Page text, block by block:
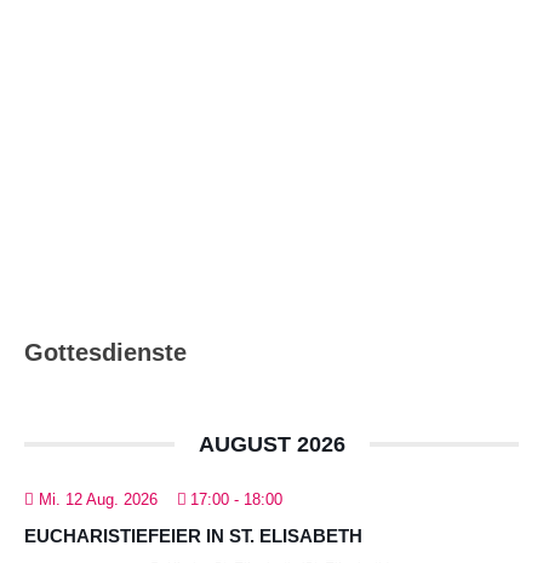
Gottesdienste
AUGUST 2026
Mi. 12 Aug. 2026 17:00 - 18:00
EUCHARISTIEFEIER IN ST. ELISABETH